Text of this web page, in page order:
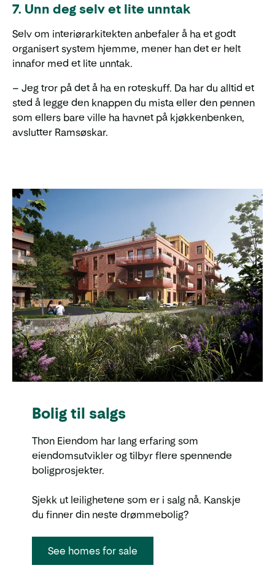
7. Unn deg selv et lite unntak
Selv om interiørarkitekten anbefaler å ha et godt
organisert system hjemme, mener han det er helt
innafor med et lite unntak.
– Jeg tror på det å ha en roteskuff. Da har du alltid et
sted å legge den knappen du mista eller den pennen
som ellers bare ville ha havnet på kjøkkenbenken,
avslutter Ramsøskar.
Bolig til salgs
Thon Eiendom har lang erfaring som
eiendomsutvikler og tilbyr flere spennende
boligprosjekter.
Sjekk ut leilighetene som er i salg nå. Kanskje
du finner din neste drømmebolig?
See homes for sale